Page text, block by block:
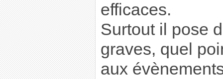
efficaces.
Surtout il pose
graves, quel
aux